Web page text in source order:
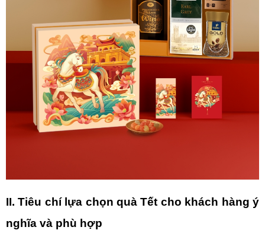
II. Tiêu chí lựa chọn quà Tết cho khách hàng ý
nghĩa và phù hợp